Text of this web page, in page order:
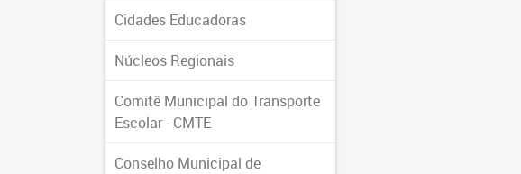
Cidades Educadoras
Núcleos Regionais
Comitê Municipal do Transporte
Escolar - CMTE
Conselho Municipal de